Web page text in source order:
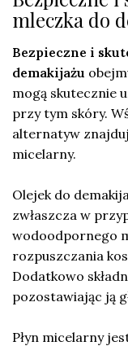
mleczka do
Bezpieczne i
demakijażu
mogą skutecznie
przy tym skóry.
alternatyw
micelarny.
Olejek do
zwłaszcza w
wodoodpornego
rozpuszczania
Dodatkowo
pozostawiając ją
Płyn micelarny